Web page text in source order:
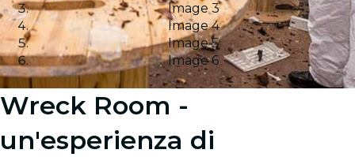
Image 3
Image 4
Image 5
Image 6
Wreck Room -
un'esperienza di